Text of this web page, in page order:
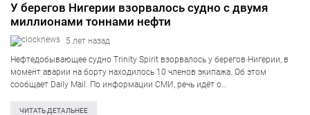
У берегов Нигерии взорвалось судно с двумя
миллионами тоннами нефти
5 лет назад
Нефтедобывающее судно Trinity Spirit взорвалось у берегов Нигерии, в
момент аварии на борту находилось 10 членов экипажа. Об этом
сообщает Daily Mail. По информации СМИ, речь идёт о
возле родника Мерен. Указано,…
ЧИТАТЬ ДЕТАЛЬНЕЕ